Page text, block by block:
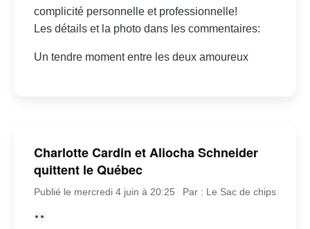
complicité personnelle et professionnelle!
Les détails et la photo dans les commentaires:
Un tendre moment entre les deux amoureux
Charlotte Cardin et Aliocha Schneider
quittent le Québec
Publié le mercredi 4 juin à 20:25 Par : Le Sac de chips